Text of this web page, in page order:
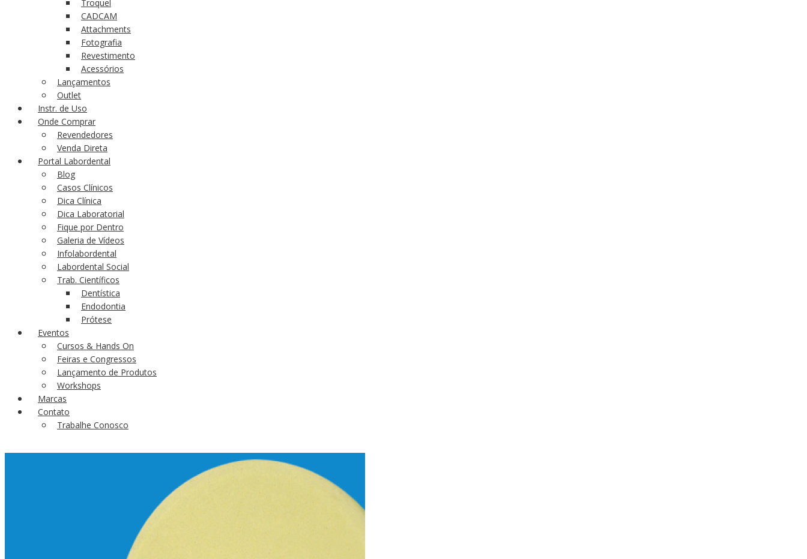
Troquel
CADCAM
Attachments
Fotografia
Revestimento
Acessórios
Lançamentos
Outlet
Instr. de Uso
Onde Comprar
Revendedores
Venda Direta
Portal Labordental
Blog
Casos Clínicos
Dica Clínica
Dica Laboratorial
Fique por Dentro
Galeria de Vídeos
Infolabordental
Labordental Social
Trab. Científicos
Dentística
Endodontia
Prótese
Eventos
Cursos & Hands On
Feiras e Congressos
Lançamento de Produtos
Workshops
Marcas
Contato
Trabalhe Conosco